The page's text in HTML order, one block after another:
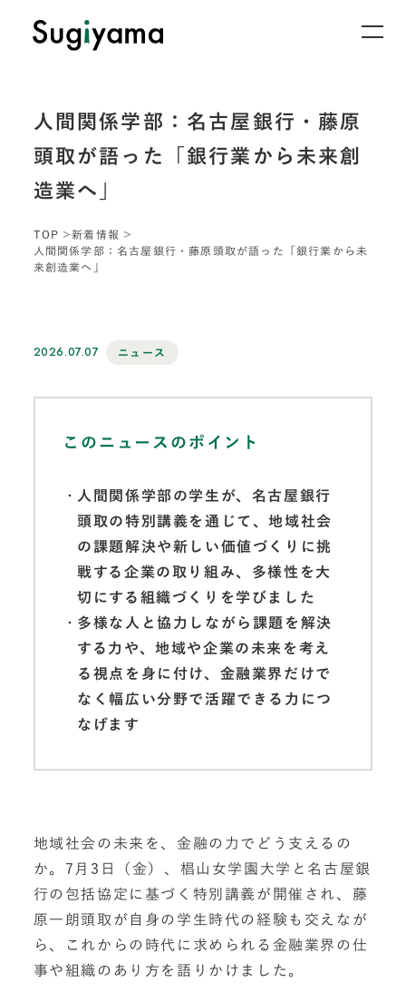
人間関係学部：名古屋銀行・藤原
頭取が語った「銀行業から未来創
造業へ」
TOP
新着情報
人間関係学部：名古屋銀行・藤原頭取が語った「銀行業から未
来創造業へ」
2026.07.07 ニュース
このニュースのポイント
人間関係学部の学生が、名古屋銀行
頭取の特別講義を通じて、地域社会
の課題解決や新しい価値づくりに挑
戦する企業の取り組み、多様性を大
切にする組織づくりを学びました
多様な人と協力しながら課題を解決
する力や、地域や企業の未来を考え
る視点を身に付け、金融業界だけで
なく幅広い分野で活躍できる力につ
なげます
地域社会の未来を、金融の力でどう支えるの
か。7月3日（金）、椙山女学園大学と名古屋銀
行の包括協定に基づく特別講義が開催され、藤
原一朗頭取が自身の学生時代の経験も交えなが
ら、これからの時代に求められる金融業界の仕
事や組織のあり方を語りかけました。